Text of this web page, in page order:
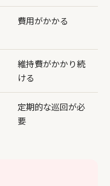
費用がかかる
維持費がかかり続
ける
定期的な巡回が必
要